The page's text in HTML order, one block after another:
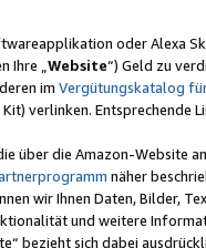
oder Alexa
„ Website“) Geld zu
im Vergütungskatalog
verlinken. Entsprechende
über die Amazon-Website
näher
wir Ihnen Daten, Bilder,
und weitere
bezieht sich dabei